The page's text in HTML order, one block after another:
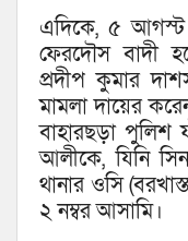
এদিকে, ৫ আগস্ট
ফেরদৌস বাদী
প্রদীপ কুমার
মামলা দায়ের
বাহারছড়া পুলিশ
আলীকে, যিনি
থানার ওসি
২ নম্বর আসামি।